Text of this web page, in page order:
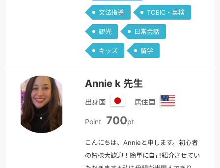
い・なんとなく文法はわかるけど、会話
となると何も出てこない・・・・英語を
覚えたいけど、勉強の仕方がわからな
い・海外旅行で困らないように、ある程
度話せる力が欲しい・仕事で英語が必要
みを持…続きを見る »
文法指導 TOEIC・英検
観光 日常会話
キッズ 留学
Annie k 先生
出身国
本
居住国
カ
合
Point 700pt
こんにちは、Annieと申します。初心者
の皆様大歓迎！簡単に自己紹介させてい